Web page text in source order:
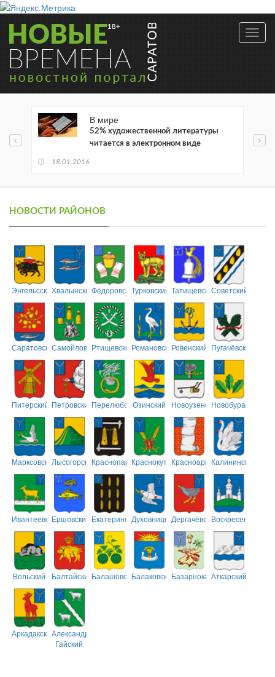
В мире
52% художественной литературы
читается в электронном виде
18.01.2016
НОВОСТИ РАЙОНОВ
ЭнгельсскийХвалынскийФёдоровскийТурковский ТатищевскийСоветский
СаратовскийСамойловскийРтищевскийРомановскийРовенский Пугачёвский
Питерский ПетровскийПерелюбскийОзинский НовоузенскийНовобурасский
МарксовскийЛысогорскийКраснопартизанский
КраснокутскийКрасноармейский
Калининский
ИвантеевскийЕршовский ЕкатериновскийДуховницкийДергачёвскийВоскресенский
Вольский БалтайскийБалашовскийБалаковскийБазарнокарабулакский
Аткарский
АркадакскийАлександрово-
Гайский